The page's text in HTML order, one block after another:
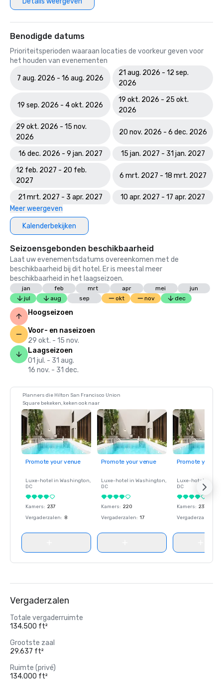
Benodigde datums
Prioriteitsperioden waaraan locaties de voorkeur geven voor
het houden van evenementen
7 aug. 2026 - 16 aug. 2026
21 aug. 2026 - 12 sep.
2026
19 sep. 2026 - 4 okt. 2026
19 okt. 2026 - 25 okt.
2026
29 okt. 2026 - 15 nov.
2026
20 nov. 2026 - 6 dec. 2026
16 dec. 2026 - 9 jan. 2027
15 jan. 2027 - 31 jan. 2027
12 feb. 2027 - 20 feb.
2027
6 mrt. 2027 - 18 mrt. 2027
21 mrt. 2027 - 3 apr. 2027
10 apr. 2027 - 17 apr. 2027
Meer weergeven
Kalenderbekijken
Seizoensgebonden beschikbaarheid
Laat uw evenementsdatums overeenkomen met de
beschikbaarheid bij dit hotel. Er is meestal meer
beschikbaarheid in het laagseizoen.
jan feb mrt apr mei
jun
jul
aug sep okt nov dec
Hoogseizoen
Voor- en naseizoen
29 okt. - 15 nov.
Laagseizoen
01 jul. - 31 aug.
16 nov. - 31 dec.
Planners die Hilton San Francisco Union
Square bekeken, keken ook naar
Promote your venue
Luxe-hotel in Washington,
DC
Kamers: 237
Vergaderzalen: 8
Promote your venue
Luxe-hotel in Washington,
DC
Kamers: 220
Vergaderzalen: 17
Promote your
Luxe-hotel in
DC
Kamers: 237
Vergaderzalen
Vergaderzalen
Totale vergaderruimte
134.500 ft²
Grootste zaal
29.637 ft²
Ruimte (privé)
134.000 ft²